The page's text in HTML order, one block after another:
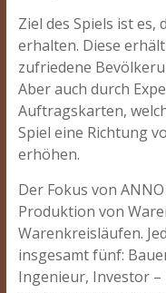
Ziel des Spiels ist
erhalten. Diese
zufriedene
Aber auch durch
Auftragskarten,
Spiel eine Richtung
erhöhen.
Der Fokus von
Produktion von
Warenkreisläufen.
insgesamt fünf:
Ingenieur, Investor